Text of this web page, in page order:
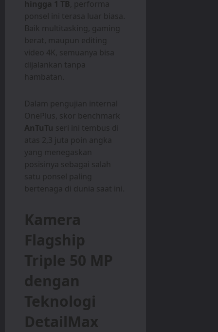
hingga 1 TB, performa
ponsel ini terasa luar biasa.
Baik multitasking, gaming
berat, maupun editing
video 4K, semuanya bisa
dijalankan tanpa
hambatan.
Dalam pengujian internal
OnePlus, skor benchmark
AnTuTu seri ini tembus di
atas 2,3 juta poin angka
yang menegaskan
posisinya sebagai salah
satu ponsel paling
bertenaga di dunia saat ini.
Kamera
Flagship
Triple 50 MP
dengan
Teknologi
DetailMax